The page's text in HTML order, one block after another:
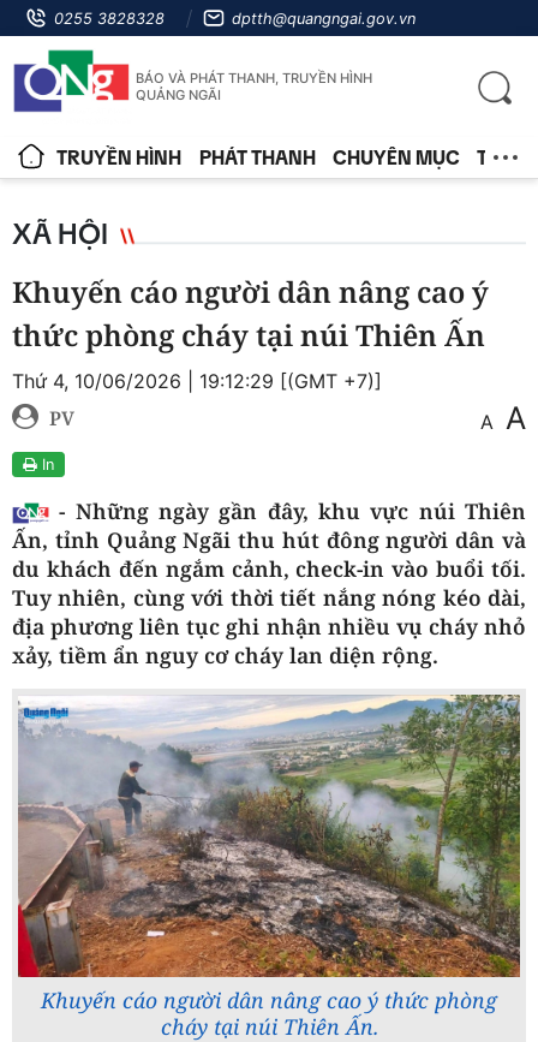
0255 3828328 dptth@quangngai.gov.vn
BÁO VÀ PHÁT THANH, TRUYỀN HÌNH
QUẢNG NGÃI
TRUYỀN HÌNH PHÁT THANH CHUYÊN MỤC TIN
XÃ HỘI
Khuyến cáo người dân nâng cao ý
thức phòng cháy tại núi Thiên Ấn
Thứ 4, 10/06/2026 | 19:12:29 [(GMT +7)]
PV A A
In
- Những ngày gần đây, khu vực núi Thiên
Ấn, tỉnh Quảng Ngãi thu hút đông người dân và
du khách đến ngắm cảnh, check-in vào buổi tối.
Tuy nhiên, cùng với thời tiết nắng nóng kéo dài,
địa phương liên tục ghi nhận nhiều vụ cháy nhỏ
xảy, tiềm ẩn nguy cơ cháy lan diện rộng.
Khuyến cáo người dân nâng cao ý thức phòng
cháy tại núi Thiên Ấn.